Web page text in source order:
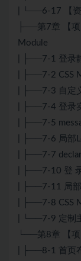
| └──6-17 【
├──第7章 【项
Module
| ├──7-1 登录
| ├──7-2 CSS
| ├──7-3 自定
| ├──7-4 登录
| ├──7-5
| ├──7-6 局部
| ├──7-7
| ├──7-10 登
| ├──7-11 局
| ├──7-8 CSS
| └──7-9 定制
└──第8章 【
| ├──8-1 首页